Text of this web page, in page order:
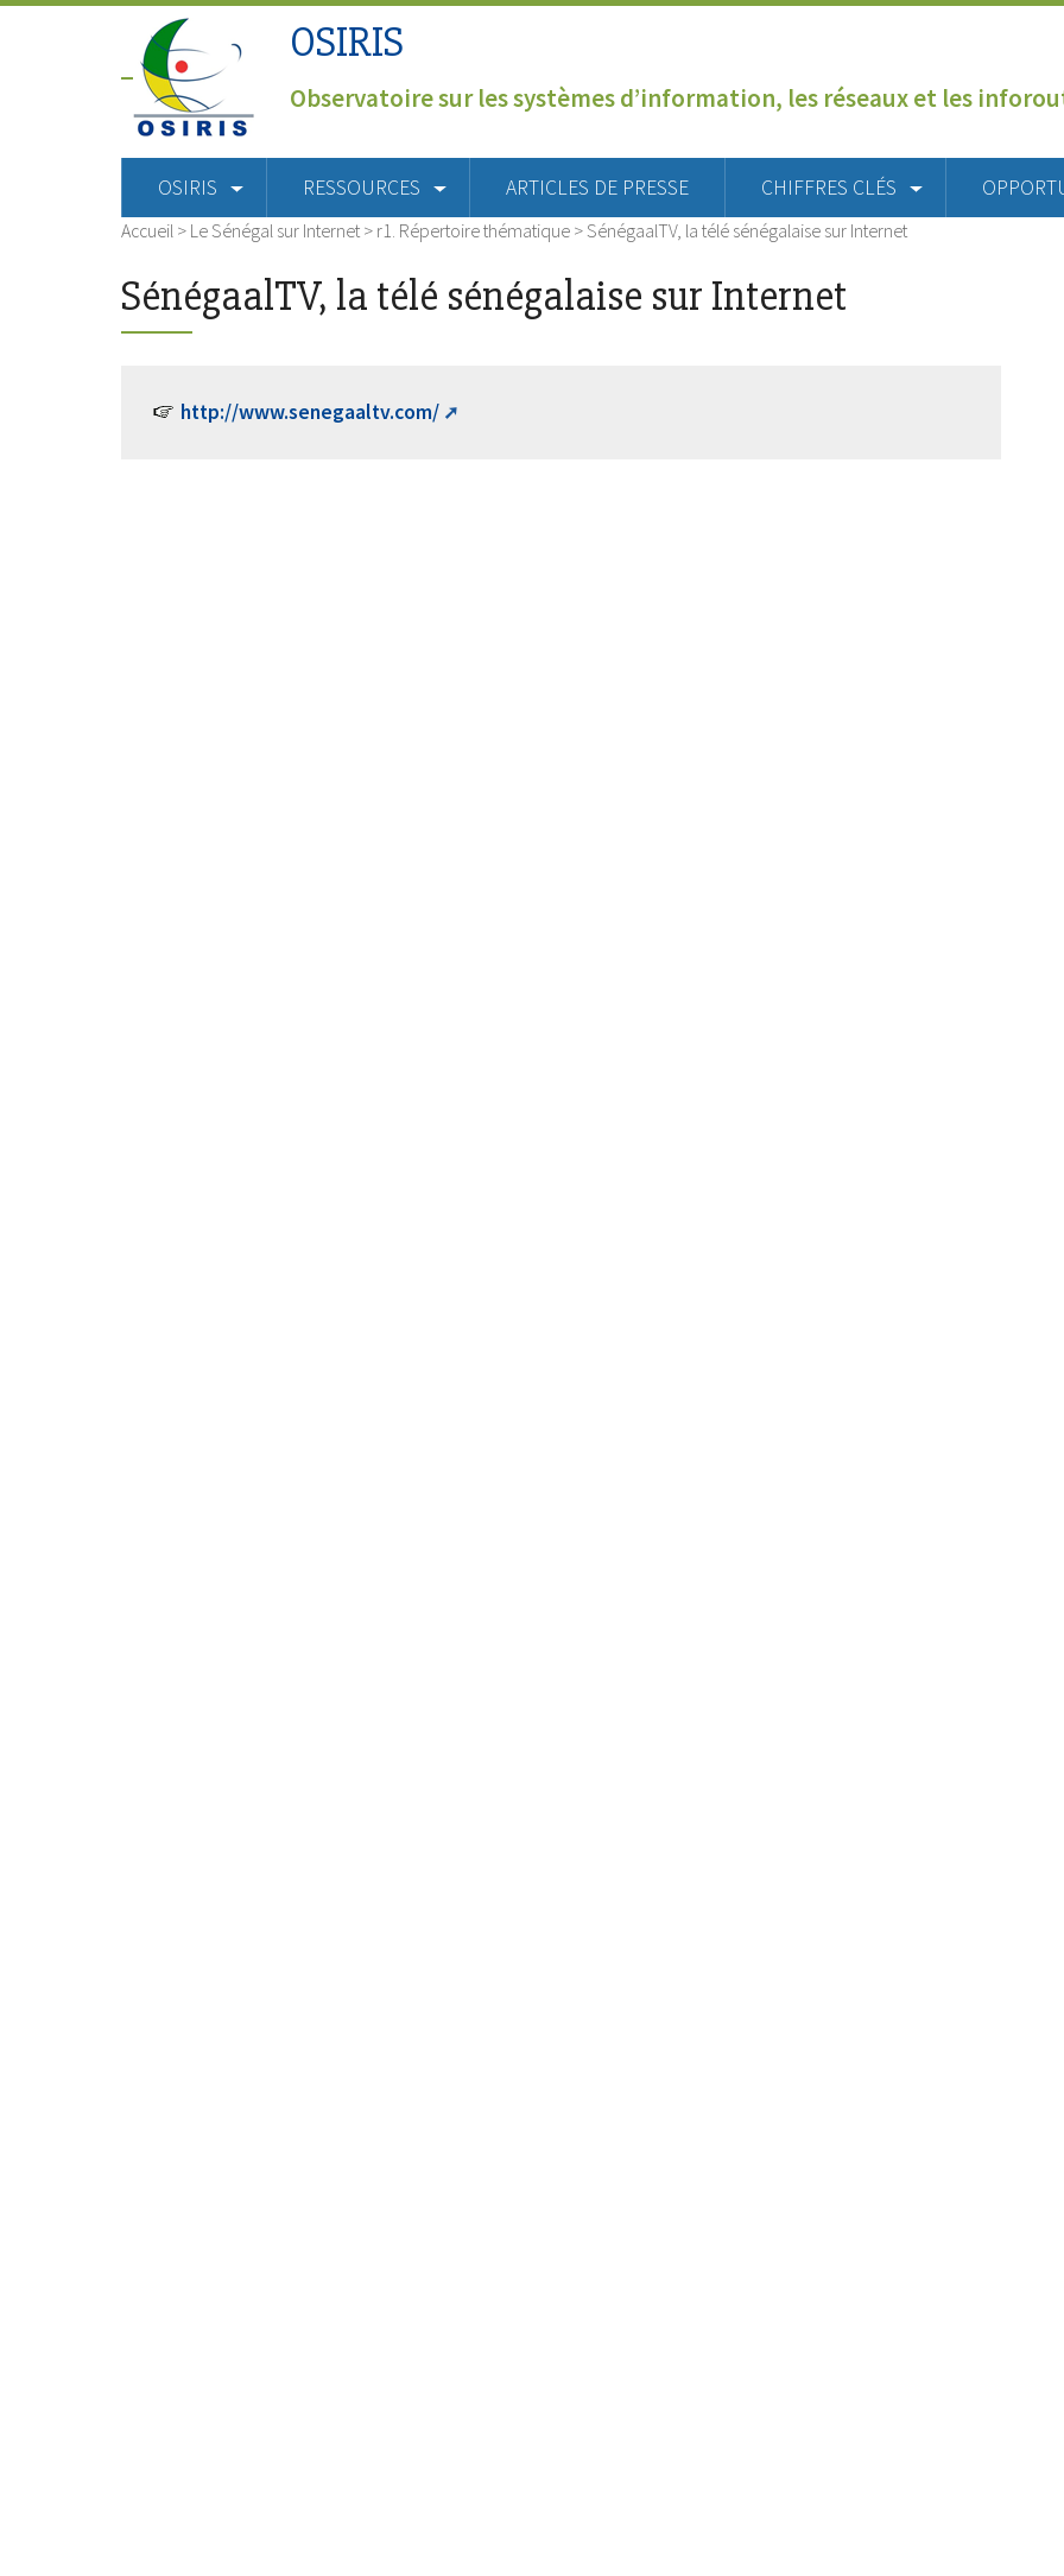
OSIRIS
Observatoire sur les systèmes d’information, les réseaux et les
OSIRIS RESSOURCES ARTICLES DE PRESSE CHIFFRES CLÉS
Accueil > Le Sénégal sur Internet > r1. Répertoire thématique >SénégaalTV, la télé sénégalaise sur Internet
SénégaalTV, la télé sénégalaise sur Internet
http://www.senegaaltv.com/